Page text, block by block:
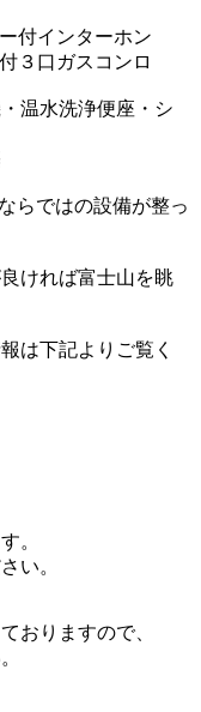
付インターホン
３口ガスコンロ
温水洗浄便座・シ
らではの設備が整っ
ければ富士山を眺
は下記よりご覧く
。
い。
おりますので、